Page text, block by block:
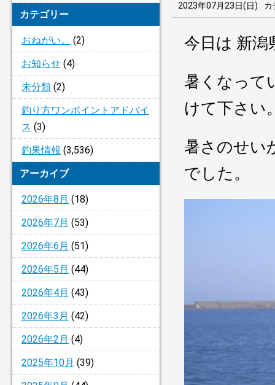
カテゴリー
おねがい。
(2)
お知らせ (4)
未分類 (2)
釣り方ワンポイントアドバイ
ス (3)
釣果情報 (3,536)
アーカイブ
2026年8月 (18)
2026年7月 (53)
2026年6月 (51)
2026年5月 (44)
2026年4月 (43)
2026年3月 (42)
2026年2月 (4)
2025年10月 (39)
2023年07月23日(日) カ
今日は 新潟
暑くなって
けて下さい
暑さのせい
でした。